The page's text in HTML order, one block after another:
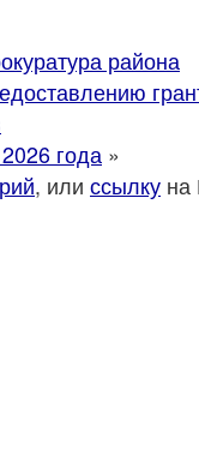
района
года »
, или ссылку на